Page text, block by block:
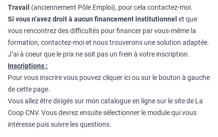
Travail (anciennement Pôle Emploi), pour cela contactez-moi.
Si vous n’avez droit à aucun financement institutionnel et que
vous rencontrez des difficultés pour financer par vous-même la
formation, contactez-moi et nous trouverons une solution adaptée.
J’ai à coeur que le prix ne soit pas un frein à votre inscription.
Inscriptions :
Pour vous inscrire vous pouvezcliquer iciou sur le bouton à gauche
de cette page.
Vous allez être dirigés sur mon catalogue en ligne sur le site de La
Coop CNV. Vous devrez ensuite sélectionner le module qui vous
intéresse puis suivre les questions.